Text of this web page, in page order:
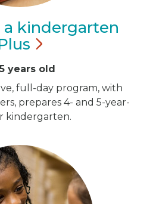
a kindergarten
years old
full-day program, with
prepares 4- and 5-year-
kindergarten.